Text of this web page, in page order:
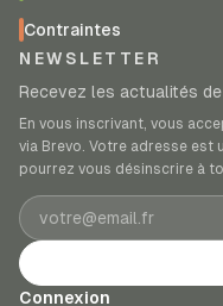
Contraintes
NEWSLETTER
Recevez les actualités de
En vous inscrivant, vous
via Brevo. Votre adresse est
pourrez vous désinscrire à
Adresse e-mail
Connexion